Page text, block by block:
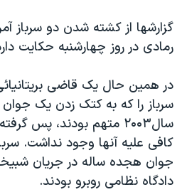
گزارشها از کشته شدن دو سرباز
رمادی در روز چهارشنبه حکايت
در همين حال یک قاضی
سرباز را که به کتک زدن یک
سال۲۰۰۳ متهم بودند، پس
کافی علیه آنها وجود نداشت.
جوان هجده ساله در جریان
دادگاه نظامی روبرو بودند.